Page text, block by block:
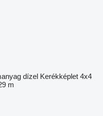
dízel Kerékképlet 4x4
m